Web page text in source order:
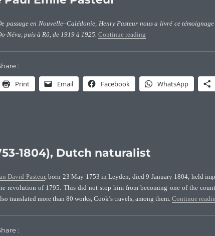
passage en Nouvelle–Calédonie, Henry Pasteur nous a livré ce
Néva, puis à Rô, de 1919 à 1925. Continue reading“Henry Pasteur, fils de
:
Print Email Facebook WhatsApp
1804), Dutch naturalist
David Pasteur, born 23 May 1753 in Leyden, died 9 January 1804, held
revolution of 1795. This did not stop him from becoming one of the
translated more than 80 works, Cook’s travels, among them. Continue
: